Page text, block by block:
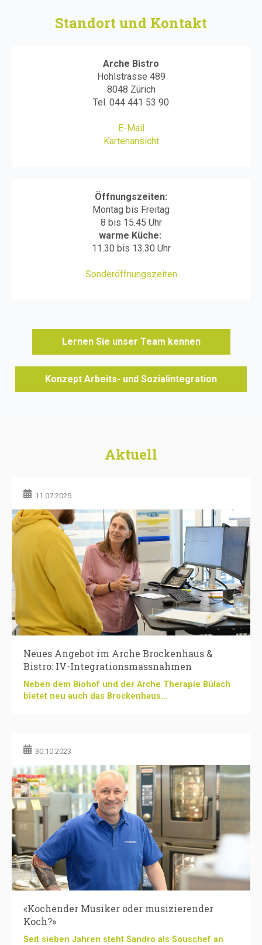
Standort und Kontakt
Arche Bistro
Hohlstrasse 489
8048 Zürich
Tel. 044 441 53 90
E-Mail
Kartenansicht
Öffnungszeiten:
Montag bis Freitag
8 bis 15.45 Uhr
warme Küche:
11.30 bis 13.30 Uhr
Sonderöffnungszeiten
Lernen Sie unser Team kennen
Konzept Arbeits- und Sozialintegration
Aktuell
11.07.2025
Neues Angebot im Arche Brockenhaus &
Bistro: IV-Integrationsmassnahmen
Neben dem Biohof und der Arche Therapie Bülach
bietet neu auch das Brockenhaus...
30.10.2023
«Kochender Musiker oder musizierender
Koch?»
Seit sieben Jahren steht Sandro als Souschef an